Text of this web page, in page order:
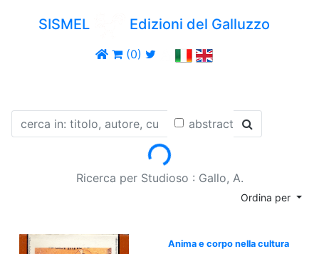
SISMEL Edizioni del Galluzzo
(0)
abstract
Loading...
Ricerca per Studioso : Gallo, A.
Ordina per
Anima e corpo nella cultura